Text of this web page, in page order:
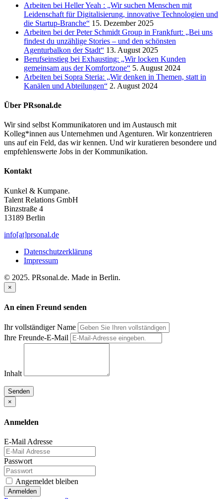
Arbeiten bei Heller Yeah : „Wir suchen Menschen mit
Leidenschaft für Digitalisierung, innovative Technologien und
die Startup-Branche“ 15. Dezember 2025
Arbeiten bei der Peter Schmidt Group in Frankfurt: „Bei uns
findest du unzählige Stories – und den schönsten
Agenturbalkon der Stadt“ 13. August 2025
Berufseinstieg bei Exhausting: „Wir locken Kunden
gemeinsam aus der Komfortzone“ 5. August 2024
Arbeiten bei Sopra Steria: „Wir denken in Themen, statt in
Kanälen und Abteilungen“ 2. August 2024
Über PRsonal.de
Wir sind selbst Kommunikatoren und im Austausch mit
Kolleg*innen aus Unternehmen und Agenturen. Wir konzentrieren
uns auf ein Feld, das wir kennen. Und wir kuratieren besondere und
empfehlenswerte Jobs in der Kommunikation.
Kontakt
Kunkel & Kumpane.
Talent Relations GmbH
Binzstraße 4
13189 Berlin
info[at]prsonal.de
Datenschutzerklärung
Impressum
© 2025. PRsonal.de. Made in Berlin.
×
An einen Freund senden
Ihr vollständiger Name
Ihre Freunde-E-Mail
Inhalt
Senden
×
Anmelden
E-Mail Adresse
Passwort
Angemeldet bleiben
Anmelden